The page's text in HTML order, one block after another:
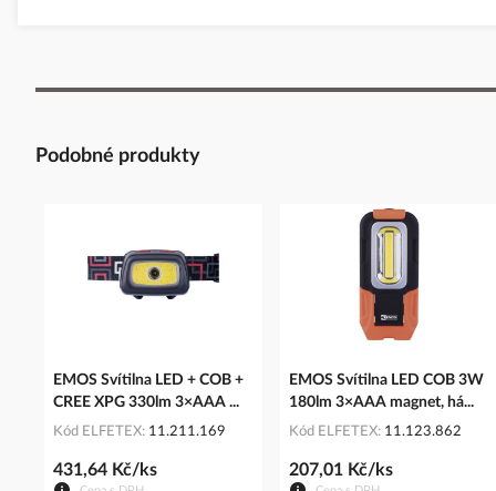
Podobné produkty
EMOS Svítilna LED + COB +
CREE XPG 330lm 3×AAA ...
Kód ELFETEX 11.211.169
431,64 Kč/ks
EMOS Svítilna LED COB 3W
180lm 3×AAA magnet, há...
Kód ELFETEX 11.123.862
207,01 Kč/ks